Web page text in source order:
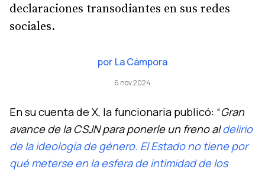
declaraciones transodiantes en sus redes
sociales.
por La Cámpora
6 nov 2024
En su cuenta de X, la funcionaria publicó: “Gran
avance de la CSJN para ponerle un freno aldelirio
de la ideología de género. El Estado no tiene por
qué meterse en la esfera de intimidad de los